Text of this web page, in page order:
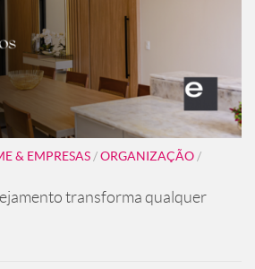
& EMPRESAS /ORGANIZAÇÃO /
transforma qualquer